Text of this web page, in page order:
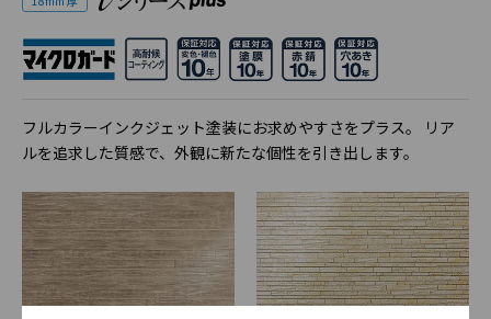
フルカラーインクジェット塗装にお求めやすさをプラス。 リア
ルを追求した質感で、外観に新たな個性を引き出します。